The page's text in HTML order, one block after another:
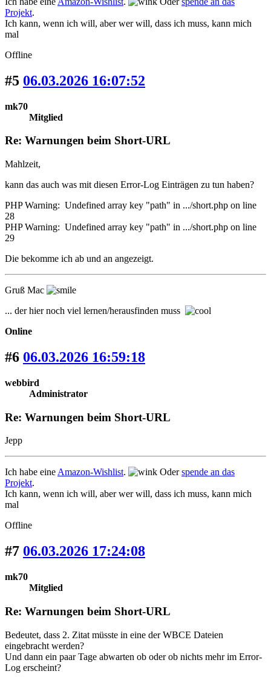
Projekt.
Ich kann, wenn ich will, aber wer will, dass ich muss, kann mich
mal
Offline
#5 06.03.2026 16:07:52
mk70
Mitglied
Re: Warnungen beim Short-URL
Mahlzeit,
kann das auch was mit diesen Error-Log Einträgen zu tun haben?
PHP Warning: Undefined array key "path" in .../short.php on line
28
PHP Warning: Undefined array key "path" in .../short.php on line
29
Die bekomme ich ab und an angezeigt.
Gruß Mac
... der hier noch viel lernen/herausfinden muss
Online
#6 06.03.2026 16:59:18
webbird
Administrator
Re: Warnungen beim Short-URL
Jepp
Ich habe eine Amazon-Wishlist. Oderspende an das
Projekt.
Ich kann, wenn ich will, aber wer will, dass ich muss, kann mich
mal
Offline
#7 06.03.2026 17:24:08
mk70
Mitglied
Re: Warnungen beim Short-URL
Bedeutet, dass 2. Zitat müsste in eine der WBCE Dateien
eingebracht werden?
Und dann ein paar Tage abwarten ob oder ob nichts mehr im Error-
Log erscheint?